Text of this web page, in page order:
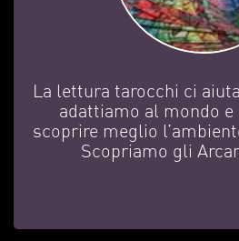
La lettura tarocchi ci
adattiamo al mondo
scoprire meglio
Scopriamo gli